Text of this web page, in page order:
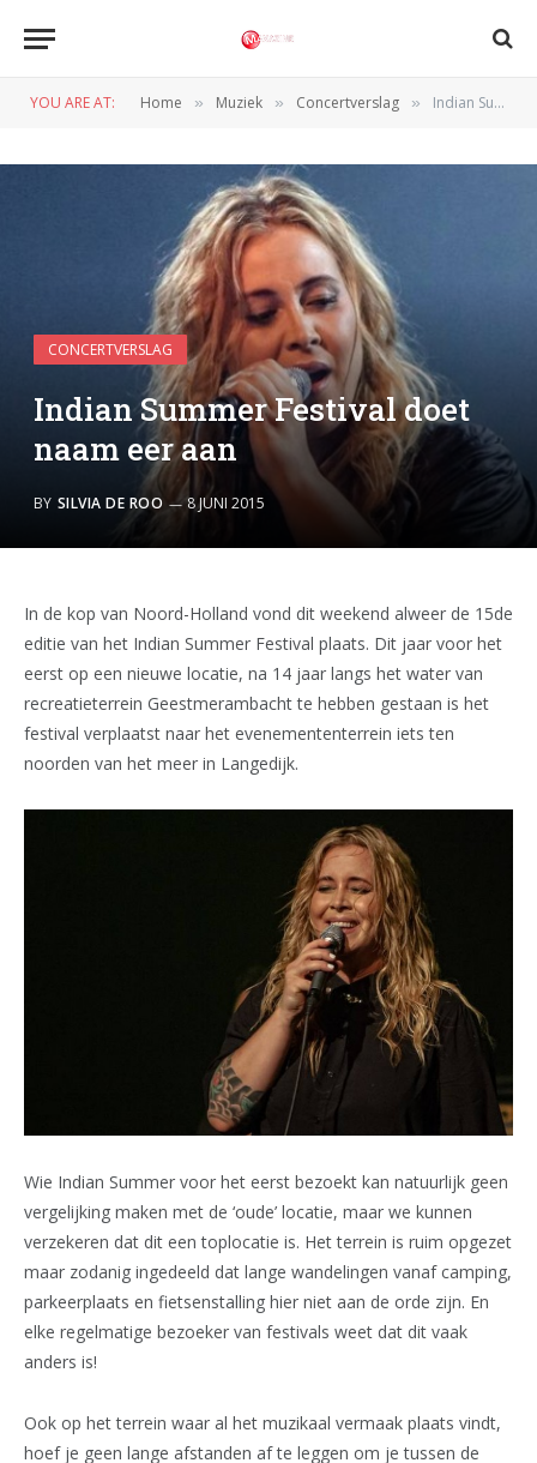
YOU ARE AT: Home » Muziek » Concertverslag » Indian Summer Festival doet naam eer aan
CONCERTVERSLAG
Indian Summer Festival doet
naam eer aan
BY SILVIA DE ROO 8 JUNI 2015
In de kop van Noord-Holland vond dit weekend alweer de 15de
editie van het Indian Summer Festival plaats. Dit jaar voor het
eerst op een nieuwe locatie, na 14 jaar langs het water van
recreatieterrein Geestmerambacht te hebben gestaan is het
festival verplaatst naar het evenemententerrein iets ten
noorden van het meer in Langedijk.
Wie Indian Summer voor het eerst bezoekt kan natuurlijk geen
vergelijking maken met de ‘oude’ locatie, maar we kunnen
verzekeren dat dit een toplocatie is. Het terrein is ruim opgezet
maar zodanig ingedeeld dat lange wandelingen vanaf camping,
parkeerplaats en fietsenstalling hier niet aan de orde zijn. En
elke regelmatige bezoeker van festivals weet dat dit vaak
anders is!
Ook op het terrein waar al het muzikaal vermaak plaats vindt,
hoef je geen lange afstanden af te leggen om je tussen de